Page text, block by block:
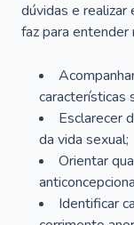
dúvidas e realizar
faz para entender
características
Esclarecer
da vida sexual;
Orientar
Identificar